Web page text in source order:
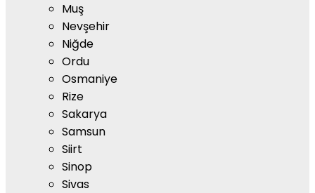
Muş
Nevşehir
Niğde
Ordu
Osmaniye
Rize
Sakarya
Samsun
Siirt
Sinop
Sivas